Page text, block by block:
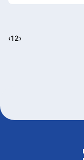
‹12›